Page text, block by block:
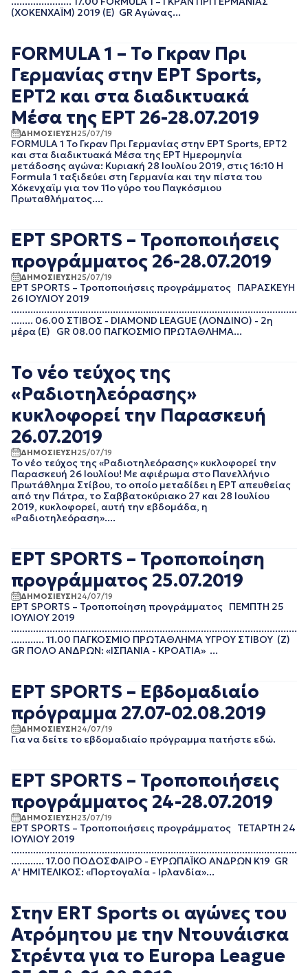
EΡΤNEWS
ΕΡΤ
ΤΑΙΝΙΕΣ
ΠΟΛΙΤΙΚΗ
ΠΟΛΙΤΙΣΜΟΣ
ΡΑΔΙΟΦΩΝΟ
ΤΗΛΕΟΡΑΣΗ
ΜΑΙΟΣ 2025
ΦΕΒΡΟΥΑΡΙΟΣ 2025
ΟΚΤΩΒΡΙΟΣ 2024
ΣΕΠΤΕΜΒΡΙΟΣ 2024
ΑΥΓΟΥΣΤΟΣ 2024
ΙΟΥΛΙΟΣ 2024
ΙΟΥΝΙΟΣ 2024
ΜΑΙΟΣ 2024
ΜΑΡΤΙΟΣ 2024
ΦΕΒΡΟΥΑΡΙΟΣ 2024
ΝΟΕΜΒΡΙΟΣ 2023
ΙΟΥΝΙΟΣ 2023
ΑΠΡΙΛΙΟΣ 2023
ΜΑΡΤΙΟΣ 2023
ΦΕΒΡΟΥΑΡΙΟΣ 2023
ΝΟΕΜΒΡΙΟΣ 2022
ΟΚΤΩΒΡΙΟΣ 2022
ΙΟΥΛΙΟΣ 2022
ΙΟΥΝΙΟΣ 2022
ΜΑΙΟΣ 2022
ΑΠΡΙΛΙΟΣ 2022
ΔΕΚΕΜΒΡΙΟΣ 2021
ΝΟΕΜΒΡΙΟΣ 2021
ΟΚΤΩΒΡΙΟΣ 2021
ΣΕΠΤΕΜΒΡΙΟΣ 2021
ΑΥΓΟΥΣΤΟΣ 2021
ΜΑΙΟΣ 2021
ΑΠΡΙΛΙΟΣ 2021
ΜΑΡΤΙΟΣ 2021
ΦΕΒΡΟΥΑΡΙΟΣ 2021
ΔΕΚΕΜΒΡΙΟΣ 2020
ΝΟΕΜΒΡΙΟΣ 2020
ΑΥΓΟΥΣΤΟΣ 2020
ΙΟΥΛΙΟΣ 2020
ΙΟΥΝΙΟΣ 2020
ΜΑΙΟΣ 2020
ΑΠΡΙΛΙΟΣ 2020
ΦΕΒΡΟΥΑΡΙΟΣ 2020
ΙΑΝΟΥΑΡΙΟΣ 2020
ΔΕΚΕΜΒΡΙΟΣ 2019
ΝΟΕΜΒΡΙΟΣ 2019
ΟΚΤΩΒΡΙΟΣ 2019
ΑΥΓΟΥΣΤΟΣ 2019
ΙΟΥΛΙΟΣ 2019
ΜΑΙΟΣ 2019
ΑΠΡΙΛΙΟΣ 2019
ΜΑΡΤΙΟΣ 2019
ΦΕΒΡΟΥΑΡΙΟΣ 2019
ΙΑΝΟΥΑΡΙΟΣ 2019
(XΟΚΕΝΧΑΪΜ) 2019 (Ε) GR Αγώνας...
FORMULA 1 – Το Γκραν Πρι
Γερμανίας στην ΕΡΤ Sports,
ΕΡΤ2 και στα διαδικτυακά
Μέσα της ΕΡΤ 26-28.07.2019
ΔΗΜΟΣΙΕΥΣΗ25/07/19
FORMULA 1 Το Γκραν Πρι Γερμανίας στην ΕΡΤ Sports, ΕΡΤ2
και στα διαδικτυακά Μέσα της ΕΡΤ Ημερομηνία
μετάδοσης αγώνα: Κυριακή 28 Ιουλίου 2019, στις 16:10 H
Formula 1 ταξιδεύει στη Γερμανία και την πίστα του
Χόκενχαϊμ για τον 11ο γύρο του Παγκόσμιου
Πρωταθλήματος....
ΕΡΤ SPORTS – Τροποποιήσεις
προγράμματος 26-28.07.2019
ΔΗΜΟΣΙΕΥΣΗ25/07/19
ΕΡΤ SPORTS – Τροποποιήσεις προγράμματος ΠΑΡΑΣΚΕΥΗ
26 ΙΟΥΛΙΟΥ 2019
........................................................................................................
........ 06.00 ΣΤΙΒΟΣ - DIAMOND LEAGUE (ΛΟΝΔΙΝΟ) - 2η
μέρα (Ε) GR 08.00 ΠΑΓΚΟΣΜΙΟ ΠΡΩΤΑΘΛΗΜΑ...
Το νέο τεύχος της
«Ραδιοτηλεόρασης»
κυκλοφορεί την Παρασκευή
26.07.2019
ΔΗΜΟΣΙΕΥΣΗ25/07/19
Το νέο τεύχος της «Ραδιοτηλεόρασης» κυκλοφορεί την
Παρασκευή 26 Ιουλίου! Με αφιέρωμα στο Πανελλήνιο
Πρωτάθλημα Στίβου, το οποίο μεταδίδει η ΕΡΤ απευθείας
από την Πάτρα, το Σαββατοκύριακο 27 και 28 Ιουλίου
2019, κυκλοφορεί, αυτή την εβδομάδα, η
«Ραδιοτηλεόραση»....
ΕΡΤ SPORTS – Τροποποίηση
προγράμματος 25.07.2019
ΔΗΜΟΣΙΕΥΣΗ24/07/19
ΕΡΤ SPORTS – Τροποποίηση προγράμματος ΠΕΜΠΤΗ 25
ΙΟΥΛΙΟΥ 2019
........................................................................................................
............ 11.00 ΠΑΓΚΟΣΜΙΟ ΠΡΩΤΑΘΛΗΜΑ ΥΓΡΟΥ ΣΤΙΒΟΥ (Ζ)
GR ΠΟΛΟ ΑΝΔΡΩΝ: «ΙΣΠΑΝΙΑ - ΚΡΟΑΤΙΑ» ...
ΕΡΤ SPORTS – Εβδομαδιαίο
πρόγραμμα 27.07-02.08.2019
ΔΗΜΟΣΙΕΥΣΗ24/07/19
Για να δείτε το εβδομαδιαίο πρόγραμμα πατήστε εδώ.
ΕΡΤ SPORTS – Τροποποιήσεις
προγράμματος 24-28.07.2019
ΔΗΜΟΣΙΕΥΣΗ23/07/19
ΕΡΤ SPORTS – Τροποποιήσεις προγράμματος ΤΕΤΑΡΤΗ 24
ΙΟΥΛΙΟΥ 2019
........................................................................................................
............ 17.00 ΠΟΔΟΣΦΑΙΡΟ - ΕΥΡΩΠΑΪΚΟ ΑΝΔΡΩΝ Κ19 GR
Α' ΗΜΙΤΕΛΙΚΟΣ: «Πορτογαλία - Ιρλανδία»...
Στην ERT Sports οι αγώνες του
Ατρόμητου με την Ντουνάισκα
Στρέντα για το Europa League